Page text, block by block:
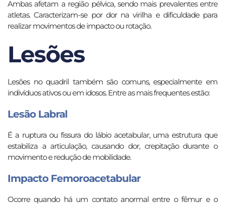
Ambas afetam a região pélvica, sendo mais prevalentes entre
atletas. Caracterizam-se por dor na virilha e dificuldade para
realizar movimentos de impacto ou rotação.
Lesões
Lesões no quadril também são comuns, especialmente em
indivíduos ativos ou em idosos. Entre as mais frequentes estão:
Lesão Labral
É a ruptura ou fissura do lábio acetabular, uma estrutura que
estabiliza a articulação, causando dor, crepitação durante o
movimento e redução de mobilidade.
Impacto Femoroacetabular
Ocorre quando há um contato anormal entre o fêmur e o